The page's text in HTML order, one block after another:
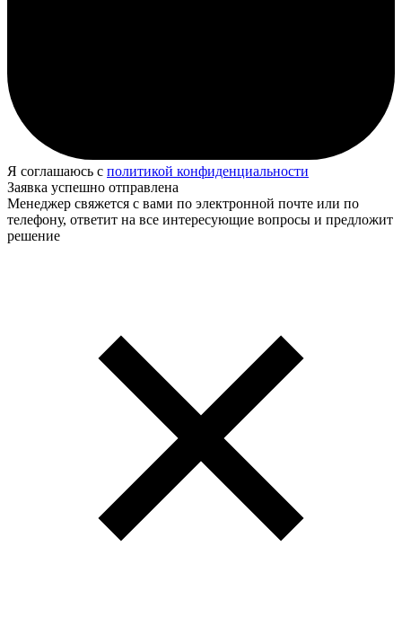
Я соглашаюсь с политикой конфиденциальности
Заявка успешно отправлена
Менеджер свяжется с вами по электронной почте или по
телефону, ответит на все интересующие вопросы и предложит
решение